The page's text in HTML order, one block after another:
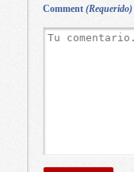
Comment (Requerido)